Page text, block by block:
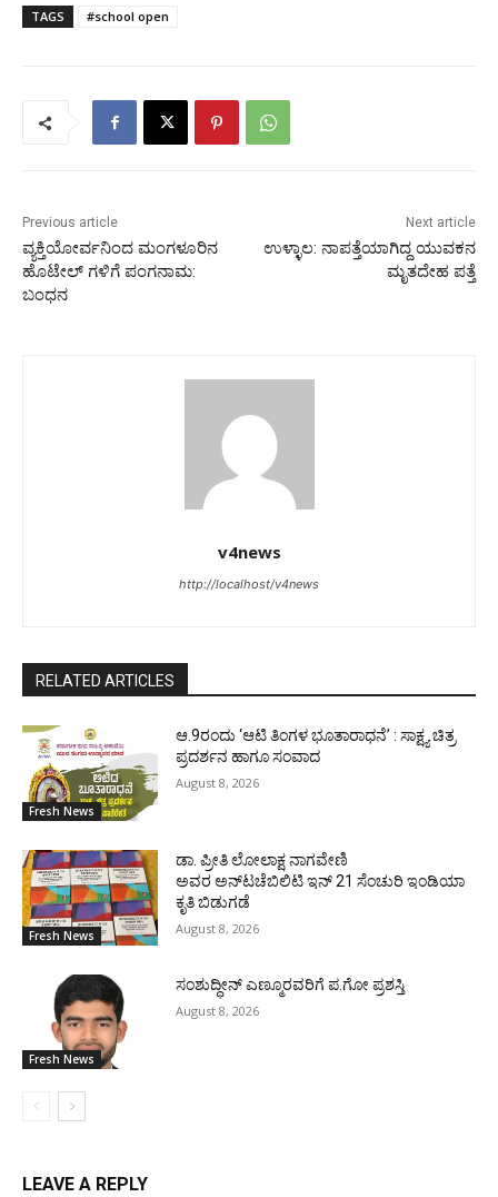
TAGS #school open
Previous article
ವ್ಯಕ್ತಿಯೋರ್ವನಿಂದ ಮಂಗಳೂರಿನ
ಹೊಟೇಲ್ ಗಳಿಗೆ ಪಂಗನಾಮ:
ಬಂಧನ
Next article
ಉಳ್ಳಾಲ: ನಾಪತ್ತೆಯಾಗಿದ್ದ ಯುವಕನ
ಮೃತದೇಹ ಪತ್ತೆ
v4news
http://localhost/v4news
RELATED ARTICLES
Fresh News
ಆ.9ರಂದು ‘ಆಟಿ ತಿಂಗಳ ಭೂತಾರಾಧನೆ’ : ಸಾಕ್ಷ್ಯ ಚಿತ್ರ
ಪ್ರದರ್ಶನ ಹಾಗೂ ಸಂವಾದ
August 8, 2026
Fresh News
ಡಾ. ಪ್ರೀತಿ ಲೋಲಾಕ್ಷ ನಾಗವೇಣಿ
ಅವರ ಅನ್‌ಟಚೆಬಿಲಿಟಿ ಇನ್ 21 ಸೆಂಚುರಿ ಇಂಡಿಯಾ
ಕೃತಿ ಬಿಡುಗಡೆ
August 8, 2026
Fresh News
ಸಂಶುದ್ಧೀನ್ ಎಣ್ಮೂರವರಿಗೆ ಪ.ಗೋ ಪ್ರಶಸ್ತಿ
August 8, 2026
LEAVE A REPLY